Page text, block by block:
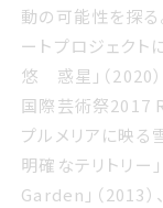
動の可能性を探る
ートプロジェクト
悠 惑星」（2020）
国際芸術祭2017
プルメリアに映る
明確なテリトリー
Garden」（2013）